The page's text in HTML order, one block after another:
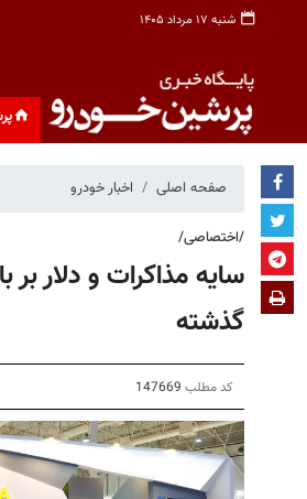
شنبه ۱۷ مرداد ۱۴۰۵
صفحه اصلی اخبار خودرو
/اختصاصی/
سایه مذاکرات و دلار
گذشته
کد مطلب 147669